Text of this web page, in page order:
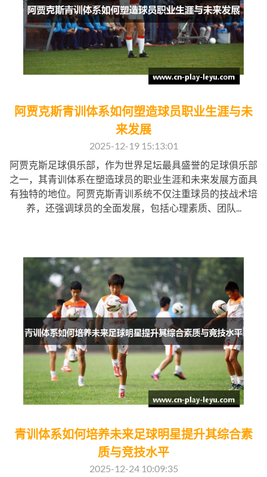
阿贾克斯青训体系如何塑造球员职业生涯与未
来发展
2025-12-19 15:13:01
阿贾克斯足球俱乐部，作为世界足坛最具盛誉的足球俱乐部
之一，其青训体系在塑造球员的职业生涯和未来发展方面具
有独特的地位。阿贾克斯青训系统不仅注重球员的技战术培
养，还强调球员的全面发展，包括心理素质、团队...
青训体系如何培养未来足球明星提升其综合素
质与竞技水平
2025-12-24 10:09:35